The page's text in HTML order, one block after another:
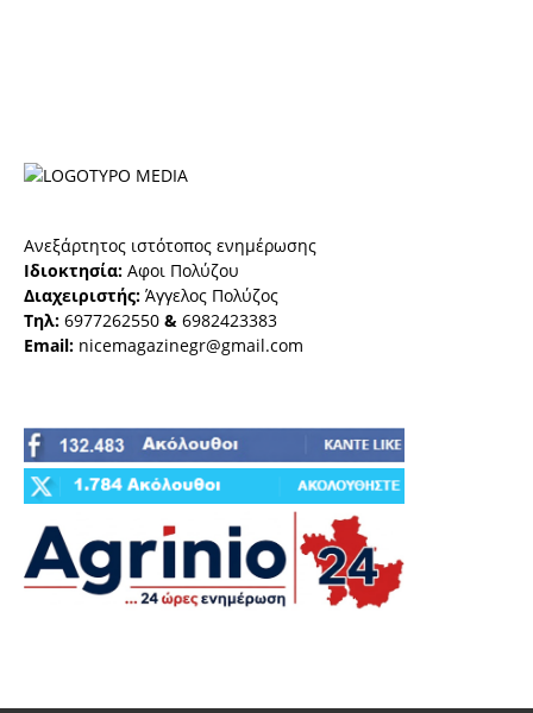
Ανεξάρτητος ιστότοπος ενημέρωσης
Ιδιοκτησία: Αφοι Πολύζου
Διαχειριστής: Άγγελος Πολύζος
Τηλ: 6977262550 & 6982423383
Email: nicemagazinegr@gmail.com